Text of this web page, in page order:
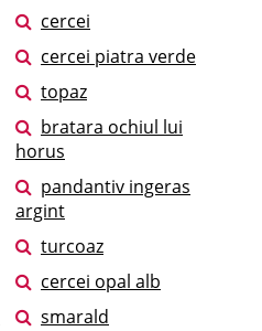
cercei
cercei piatra verde
topaz
bratara ochiul lui
horus
pandantiv ingeras
argint
turcoaz
cercei opal alb
smarald